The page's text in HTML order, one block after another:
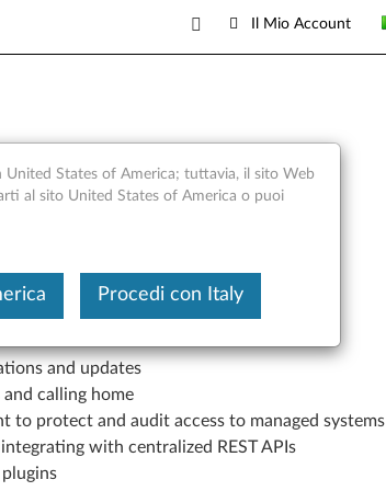
Il Mio Account
and updates
calling home
to protect and audit access to managed systems
with centralized REST APIs
United States of America; tuttavia, il sito Web
al sito United States of America o puoi
Procedi con Italy